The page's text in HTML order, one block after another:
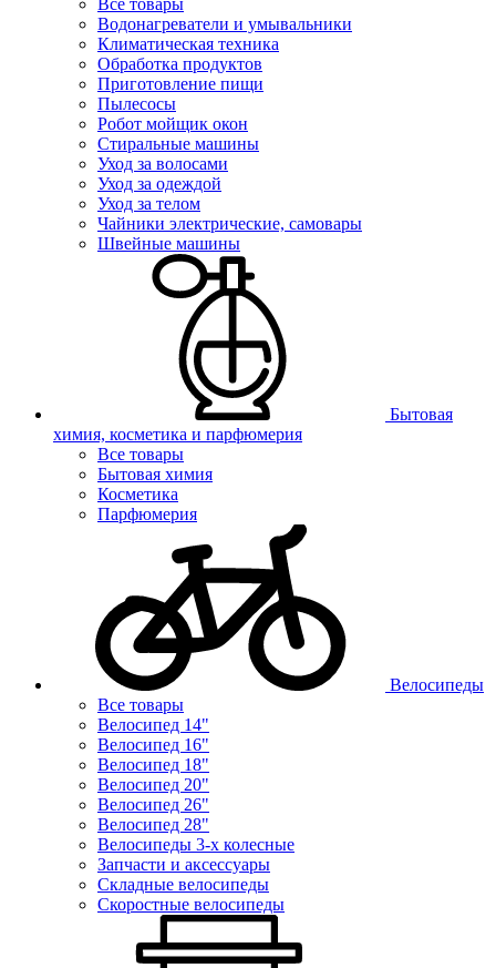
Все товары
Водонагреватели и умывальники
Климатическая техника
Обработка продуктов
Приготовление пищи
Пылесосы
Робот мойщик окон
Стиральные машины
Уход за волосами
Уход за одеждой
Уход за телом
Чайники электрические, самовары
Швейные машины
Бытовая
химия, косметика и парфюмерия
Все товары
Бытовая химия
Косметика
Парфюмерия
Велосипеды
Все товары
Велосипед 14"
Велосипед 16"
Велосипед 18"
Велосипед 20"
Велосипед 26"
Велосипед 28"
Велосипеды 3-х колесные
Запчасти и аксессуары
Складные велосипеды
Скоростные велосипеды